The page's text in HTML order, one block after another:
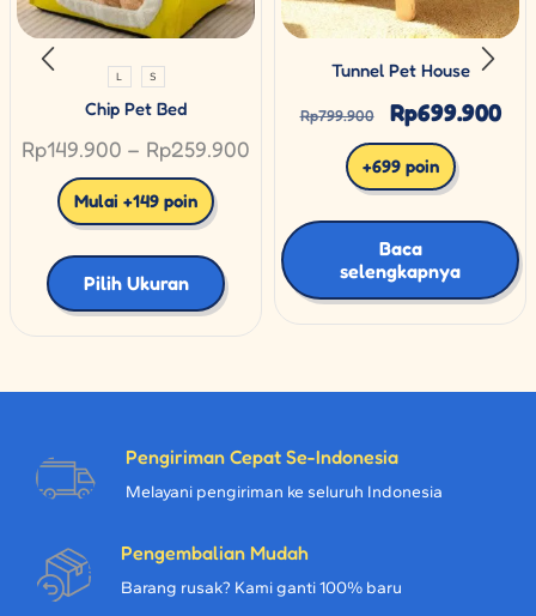
L S
Chip Pet Bed
Rp149.900 – Rp259.900
Mulai +149 poin
Pilih Ukuran
Tunnel Pet House
Rp799.900 Rp699.900
+699 poin
Baca
selengkapnya
Pengiriman Cepat Se-Indonesia
Melayani pengiriman ke seluruh Indonesia
Pengembalian Mudah
Barang rusak? Kami ganti 100% baru